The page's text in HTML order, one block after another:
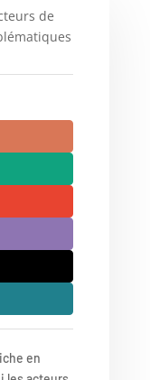
de
en